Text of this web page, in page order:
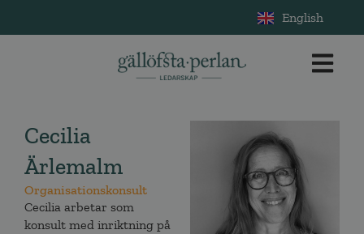
English
Cecilia
Ärlemalm
Organisationskonsult
Cecilia arbetar som
konsult med inriktning på